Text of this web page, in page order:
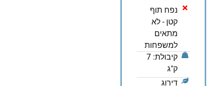
נפח תוף
קטן - לא
מתאים
למשפחות
קיבולת: 7
ק"ג
דירוג